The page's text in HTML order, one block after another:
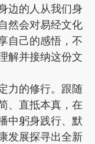
边的人从我们身
然会对易经文化
自己的感悟，不
解并接纳这份文
力的修行。跟随
、直抵本真，在
中躬身践行、默
发展探寻出全新